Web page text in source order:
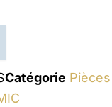
Catégorie